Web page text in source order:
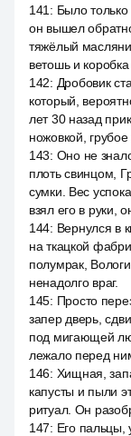
141 : Было
он вышел
тяжёлый
ветошь и
142: Дробовик
который,
лет 30 назад
ножовкой,
143: Оно не
плоть свинцом,
сумки. Вес
взял его в руки,
144: Вернулся в
на ткацкой
полумрак,
ненадолго враг.
145: Просто
запер дверь,
под мигающей
лежало перед
146: Хищная,
капусты и пыли
ритуал. Он
147: Его пальцы,